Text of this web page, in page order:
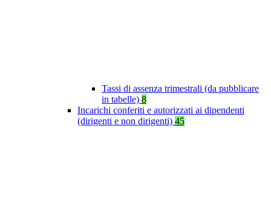
Tassi di assenza trimestrali (da pubblicare
in tabelle) 8
Incarichi conferiti e autorizzati ai dipendenti
(dirigenti e non dirigenti) 45